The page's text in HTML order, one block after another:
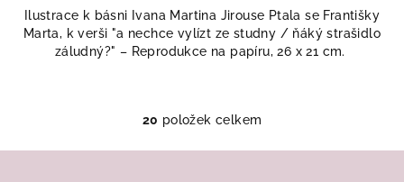
Ilustrace k básni Ivana Martina Jirouse Ptala se Františky
Marta, k verši "a nechce vylízt ze studny / ňáký strašidlo
záludný?" – Reprodukce na papíru, 26 x 21 cm.
O
v
20 položek celkem